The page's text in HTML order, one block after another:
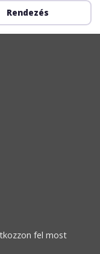
Rendezés
fel most